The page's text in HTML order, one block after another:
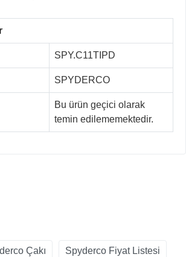
SPY.C11TIPD
SPYDERCO
Bu ürün geçici olarak
temin edilememektedir.
Çakı Spyderco Fiyat Listesi